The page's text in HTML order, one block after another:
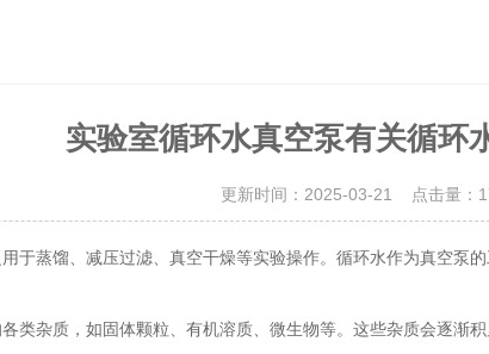
实验室循环水真空泵有关循环
更新时间：2025-03-21 点击量：
于蒸馏、减压过滤、真空干燥等实验操作。循环水作为真空泵
杂质，如固体颗粒、有机溶质、微生物等。这些杂质会逐渐